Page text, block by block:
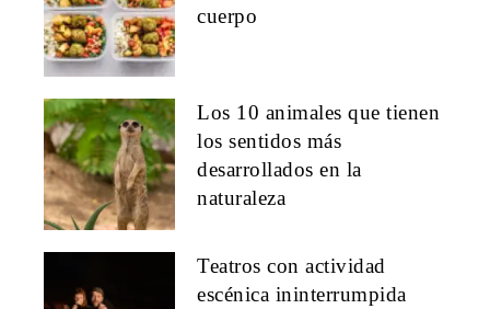
cuerpo
Los 10 animales que tienen
los sentidos más
desarrollados en la
naturaleza
Teatros con actividad
escénica ininterrumpida